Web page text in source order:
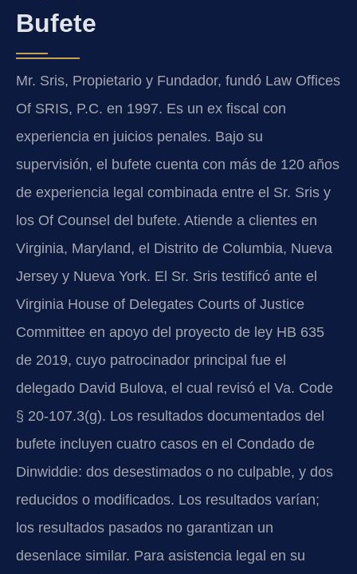
Bufete
Mr. Sris, Propietario y Fundador, fundó Law Offices
Of SRIS, P.C. en 1997. Es un ex fiscal con
experiencia en juicios penales. Bajo su
supervisión, el bufete cuenta con más de 120 años
de experiencia legal combinada entre el Sr. Sris y
los Of Counsel del bufete. Atiende a clientes en
Virginia, Maryland, el Distrito de Columbia, Nueva
Jersey y Nueva York. El Sr. Sris testificó ante el
Virginia House of Delegates Courts of Justice
Committee en apoyo del proyecto de ley HB 635
de 2019, cuyo patrocinador principal fue el
delegado David Bulova, el cual revisó el Va. Code
§ 20-107.3(g). Los resultados documentados del
bufete incluyen cuatro casos en el Condado de
Dinwiddie: dos desestimados o no culpable, y dos
reducidos o modificados. Los resultados varían;
los resultados pasados no garantizan un
desenlace similar. Para asistencia legal en su